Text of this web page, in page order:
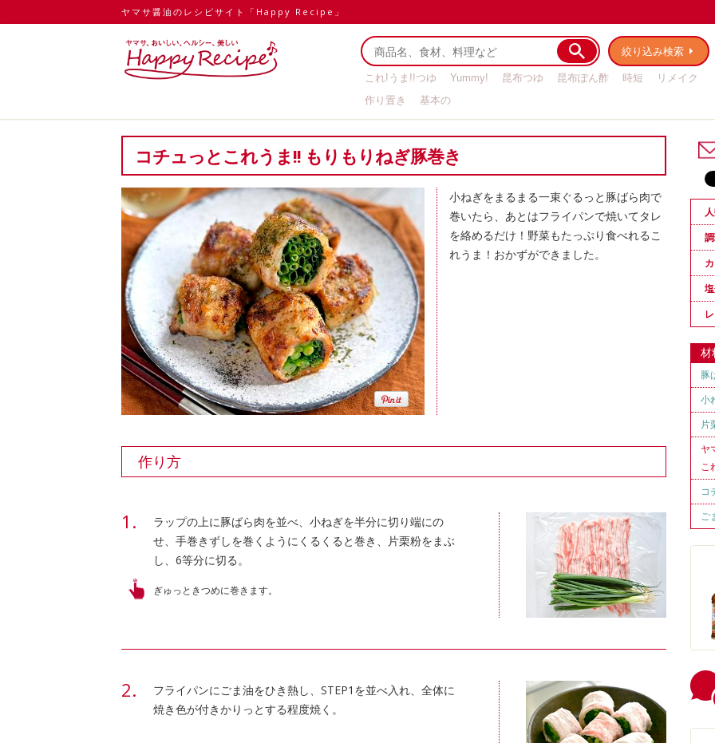
ヤマサ醤油のレシピサイト「Happy Recipe」
絞り込み検索
これ!うま!!つゆ Yummy! 昆布つゆ 昆布ぽん酢 時短
リメイク
作り置き
基本の
コチュっとこれうま!! もりもりねぎ豚巻き
小ねぎをまるまる一束ぐるっと豚ばら肉で
巻いたら、あとはフライパンで焼いてタレ
を絡めるだけ！野菜もたっぷり食べれるこ
れうま！おかずができました。
作り方
ラップの上に豚ばら肉を並べ、小ねぎを半分に切り端にの
せ、手巻きずしを巻くようにくるくると巻き、片栗粉をまぶ
し、6等分に切る。
ぎゅっときつめに巻きます。
フライパンにごま油をひき熱し、STEP1を並べ入れ、全体に
焼き色が付きかりっとする程度焼く。
材
豚
小
片
ヤ
こ
コ
ご